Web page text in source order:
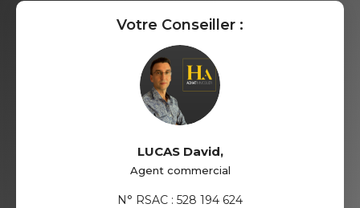
Votre Conseiller :
LUCAS David,
Agent commercial
N° RSAC : 528 194 624